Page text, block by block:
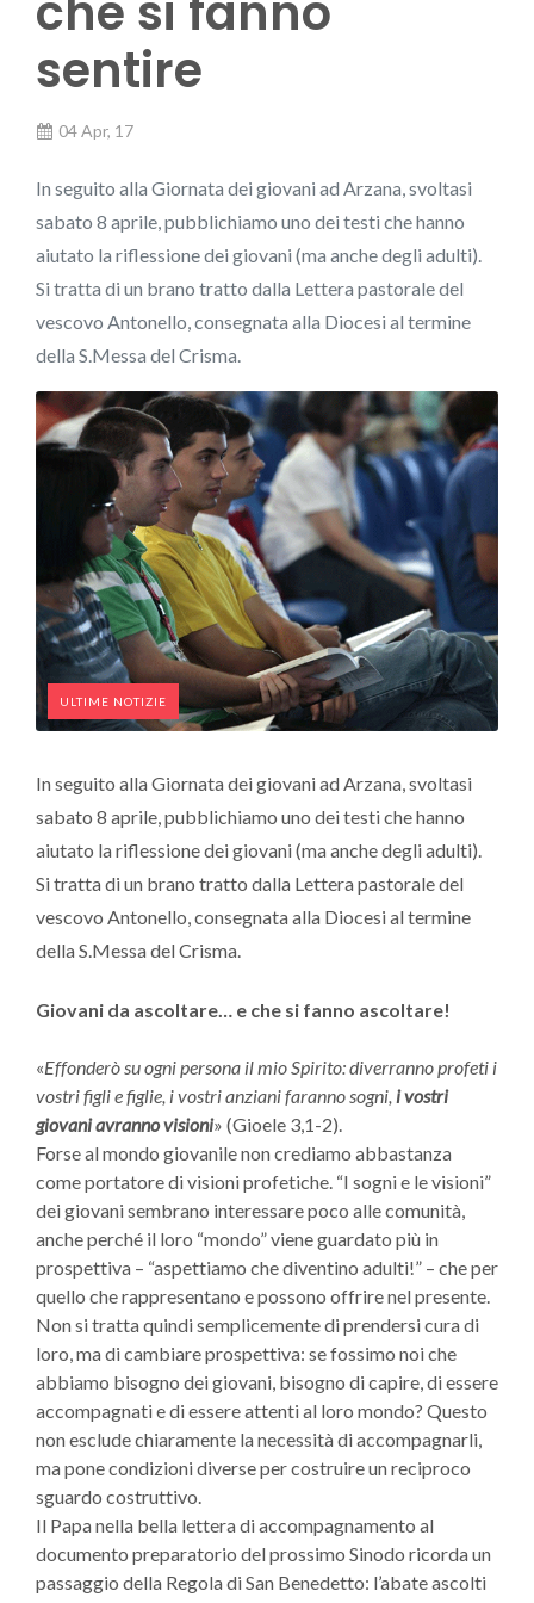
che si fanno
sentire
04 Apr, 17
In seguito alla Giornata dei giovani ad Arzana, svoltasi
sabato 8 aprile, pubblichiamo uno dei testi che hanno
aiutato la riflessione dei giovani (ma anche degli adulti).
Si tratta di un brano tratto dalla Lettera pastorale del
vescovo Antonello, consegnata alla Diocesi al termine
della S.Messa del Crisma.
ULTIME NOTIZIE
In seguito alla Giornata dei giovani ad Arzana, svoltasi
sabato 8 aprile, pubblichiamo uno dei testi che hanno
aiutato la riflessione dei giovani (ma anche degli adulti).
Si tratta di un brano tratto dalla Lettera pastorale del
vescovo Antonello, consegnata alla Diocesi al termine
della S.Messa del Crisma.
Giovani da ascoltare… e che si fanno ascoltare!
«Effonderò su ogni persona il mio Spirito: diverranno profeti i
vostri figli e figlie, i vostri anziani faranno sogni, i vostri
giovani avranno visioni» (Gioele 3,1-2).
Forse al mondo giovanile non crediamo abbastanza
come portatore di visioni profetiche. “I sogni e le visioni”
dei giovani sembrano interessare poco alle comunità,
anche perché il loro “mondo” viene guardato più in
prospettiva – “aspettiamo che diventino adulti!” – che per
quello che rappresentano e possono offrire nel presente.
Non si tratta quindi semplicemente di prendersi cura di
loro, ma di cambiare prospettiva: se fossimo noi che
abbiamo bisogno dei giovani, bisogno di capire, di essere
accompagnati e di essere attenti al loro mondo? Questo
non esclude chiaramente la necessità di accompagnarli,
ma pone condizioni diverse per costruire un reciproco
sguardo costruttivo.
Il Papa nella bella lettera di accompagnamento al
documento preparatorio del prossimo Sinodo ricorda un
passaggio della Regola di San Benedetto: l’abate ascolti